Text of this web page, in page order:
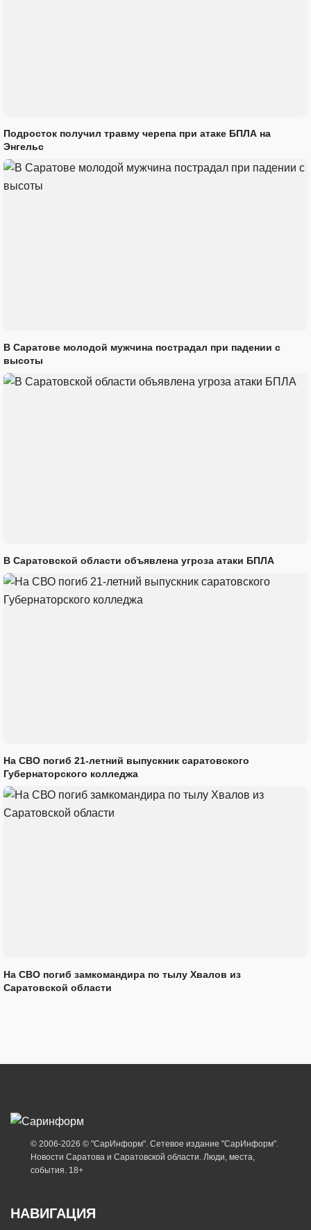
Подросток получил травму черепа при атаке БПЛА на
Энгельс
В Саратове молодой мужчина пострадал при падении с
высоты
В Саратовской области объявлена угроза атаки БПЛА
На СВО погиб 21-летний выпускник саратовского
Губернаторского колледжа
На СВО погиб замкомандира по тылу Хвалов из
Саратовской области
© 2006-2026 © "СарИнформ". Сетевое издание "СарИнформ".
Новости Саратова и Саратовской области. Люди, места,
события. 18+
НАВИГАЦИЯ